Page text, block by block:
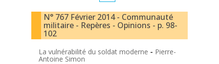
N° 767 Février 2014 - Communauté
militaire - Repères - Opinions - p. 98-
102
La vulnérabilité du soldat moderne - Pierre-
Antoine Simon